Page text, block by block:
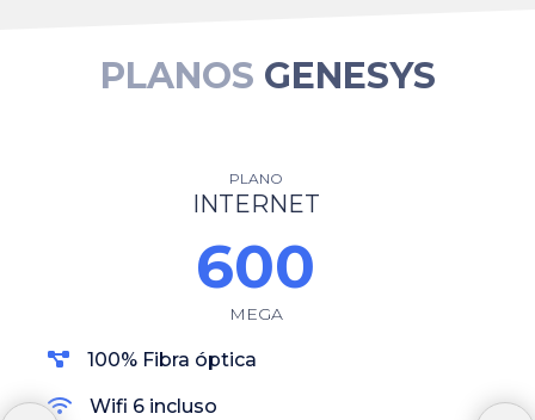
PLANOS GENESYS
PLANO
INTERNET
600
MEGA
100% Fibra óptica
Wifi 6 incluso